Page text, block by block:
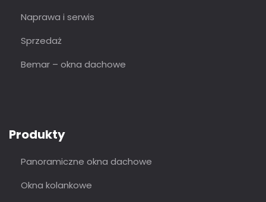
Naprawa i serwis
Sprzedaż
Bemar – okna dachowe
Produkty
Panoramiczne okna dachowe
Okna kolankowe